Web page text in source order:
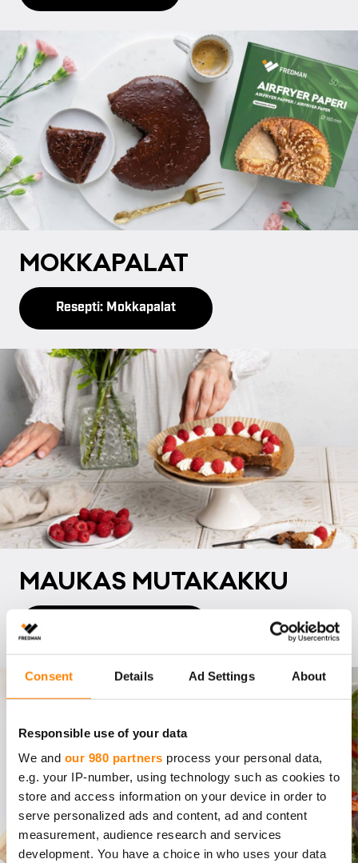
Consent Details Ad Settings About
Responsible use of your data
We and our 980 partners process your personal data,
e.g. your IP-number, using technology such as cookies to
store and access information on your device in order to
serve personalized ads and content, ad and content
measurement, audience research and services
development. You have a choice in who uses your data
MOK­KA­PA­LAT
Resepti: Mokkapalat
MAU­KAS MU­TA­KAK­KU